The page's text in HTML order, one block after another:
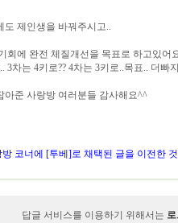
도 제인생을 바꿔주시고..
회에 완전 체질개선을 목표로 하고있어
3차는 4키로?? 4차는 3키로..목표.. 더
아준 사랑방 여러분들 감사해요^^
코너에 [투베]로 채택된 글을 이전한
답글 서비스를 이용하기 위해서는